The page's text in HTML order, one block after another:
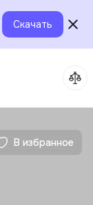
Скачать
В избранное